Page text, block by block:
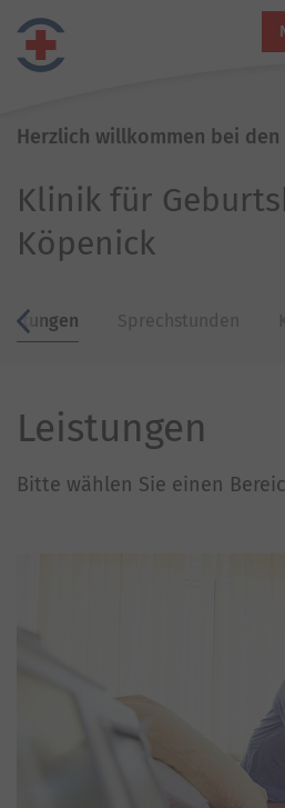
Herzlich willkommen bei den
Klinik für
Köpenick
zurück Sprechstunden
Leistungen
Bitte wählen Sie einen